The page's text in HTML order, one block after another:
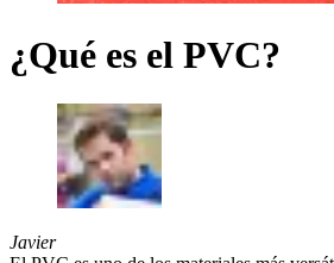
¿Qué es el PVC?
Javier